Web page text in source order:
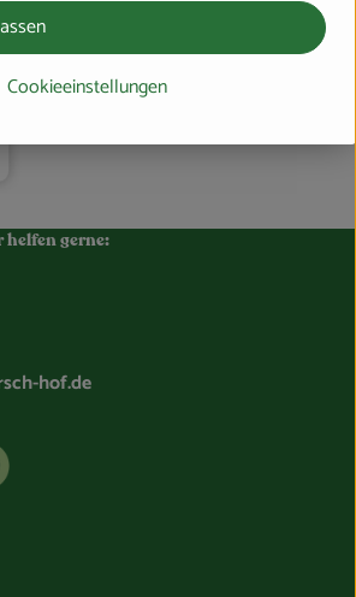
helfen gerne:
hof.de
www.instagram.com/
zu https://www.facebook.com/
Link zu https://www.tiktok.com/
Externer Link zu https://whatsapp.com/
Cookieeinstellungen